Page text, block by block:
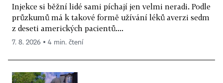
Injekce si běžní lidé sami píchají jen velmi neradi. Podle
průzkumů má k takové formě užívání léků averzi sedm
z deseti amerických pacientů....
7. 8. 2026 ▪ 4 min. čtení